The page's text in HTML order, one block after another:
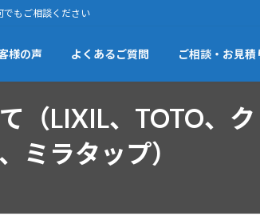
でもご相談ください
様の声 よくあるご質問 ご相談・お見積
（LIXIL、TOTO、
ミラタップ）